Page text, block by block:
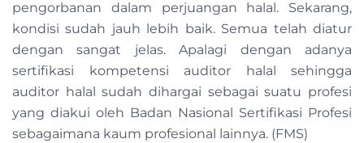
pengorbanan dalam perjuangan halal. Sekarang,
kondisi sudah jauh lebih baik. Semua telah diatur
dengan sangat jelas. Apalagi dengan adanya
sertifikasi kompetensi auditor halal sehingga
auditor halal sudah dihargai sebagai suatu profesi
yang diakui oleh Badan Nasional Sertifikasi Profesi
sebagaimana kaum profesional lainnya. (FMS)